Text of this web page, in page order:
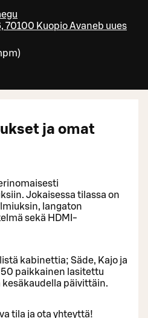
70100 KuopioAvaneb uues
)
ja omat
Jokaisessa tilassa on
langaton
sekä HDMI-
kabinettia; Säde, Kajo ja
50 paikkainen lasitettu
kesäkaudella päivittäin.
tila ja ota yhteyttä!